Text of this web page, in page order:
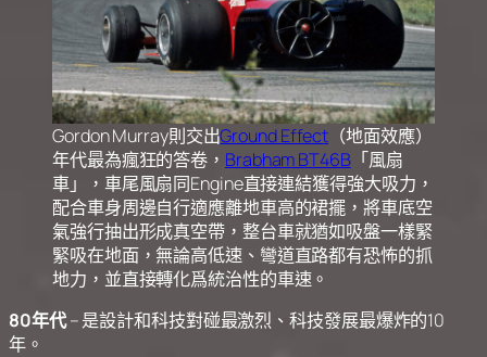
Gordon Murray則交出Ground Effect （地面效應）
年代最為瘋狂的答卷， Brabham BT46B「風扇
車」，車尾風扇同Engine直接連結獲得強大吸力，
配合車身周邊自行適應離地車高的裙擺，將車底空
氣強行抽出形成真空帶，整台車就猶如吸盤一樣緊
緊吸在地面，無論高低速、彎道直路都有恐怖的抓
地力，並直接轉化爲統治性的車速。
80年代– 是設計和科技對碰最激烈、科技發展最爆炸的10
年。